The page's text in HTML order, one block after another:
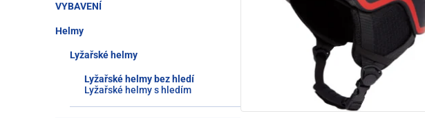
VYBAVENÍ
Helmy
Lyžařské helmy
Lyžařské helmy bez hledí
Lyžařské helmy s hledím